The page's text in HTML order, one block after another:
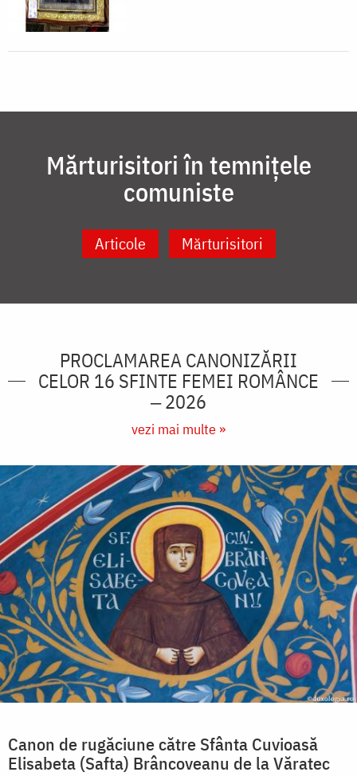
Mărturisitori în temnițele
comuniste
Articole Mărturisitori
PROCLAMAREA CANONIZĂRII
CELOR 16 SFINTE FEMEI ROMÂNCE
‒ 2026
vezi mai multe »
Canon de rugăciune către Sfânta Cuvioasă
Elisabeta (Safta) Brâncoveanu de la Văratec